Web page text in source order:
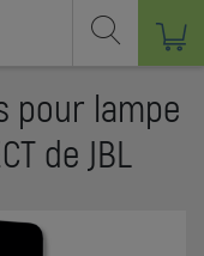
pour lampe
de JBL